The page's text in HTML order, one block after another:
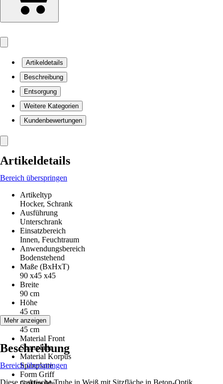
Artikeldetails
Beschreibung
Entsorgung
Weitere Kategorien
Kundenbewertungen
Artikeldetails
Bereich überspringen
Artikeltyp
Hocker, Schrank
Ausführung
Unterschrank
Einsatzbereich
Innen, Feuchtraum
Anwendungsbereich
Bodenstehend
Maße (BxHxT)
90 x45 x45
Breite
90 cm
Höhe
45 cm
Tiefe
45 cm
Material Front
Spanplatte
Material Korpus
Spanplatte
Form Griff
Mehr anzeigen
Beschreibung
Bereich überspringen
Diese praktische Truhe in Weiß mit Sitzfläche in Beton-Optik,